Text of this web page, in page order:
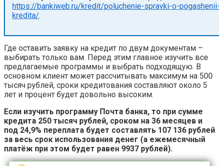
https://bankiweb.ru/kredit/poluchenie-spravki-o-
kredita/.
Где оставить заявку на кредит по двум документам –
выбирать только вам. Перед этим главное изучить все
предлагаемые программы и выбрать подходящую. В
основном клиент может рассчитывать максимум на 500
тысяч рублей, сроки кредитования составляют около 5
лет и процент будет довольно высоким.
Если изучить программу Почта банка, то при сумме
кредита 250 тысяч рублей, сроком на 36 месяцев и
под 24,9% переплата будет составлять 107 136 рублей
за весь срок использования денег (а ежемесячный
платёж при этом будет равен 9937 рублей).